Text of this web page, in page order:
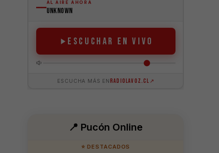
📍 Pucón Online
⭐ DESTACADOS